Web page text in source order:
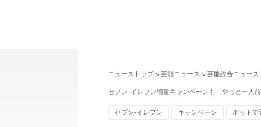
ニューストップ > 芸能ニュース > 芸能総合ニュース
セブン-イレブン増量キャンペーンも「やっと一人
セブン-イレブン キャンペーン ネットで